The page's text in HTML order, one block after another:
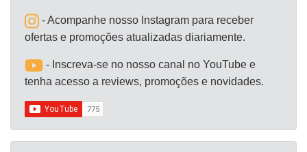
- Acompanhe nosso Instagram para receber
ofertas e promoções atualizadas diariamente.
- Inscreva-se no nosso canal no YouTube e
tenha acesso a reviews, promoções e novidades.